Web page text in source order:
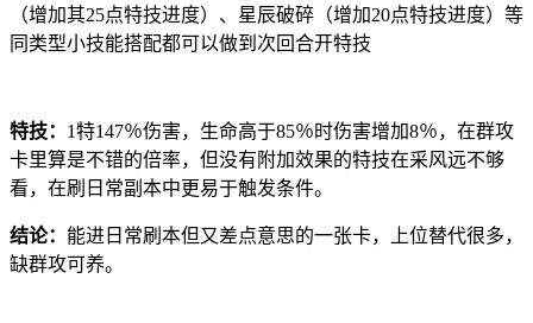
（增加其25点特技进度）、星辰破碎（增加20点特技进度）等
同类型小技能搭配都可以做到次回合开特技
特技： 1特147％伤害，生命高于85％时伤害增加8％，在群攻
卡里算是不错的倍率，但没有附加效果的特技在采风远不够
看，在刷日常副本中更易于触发条件。
结论： 能进日常刷本但又差点意思的一张卡，上位替代很多，
缺群攻可养。